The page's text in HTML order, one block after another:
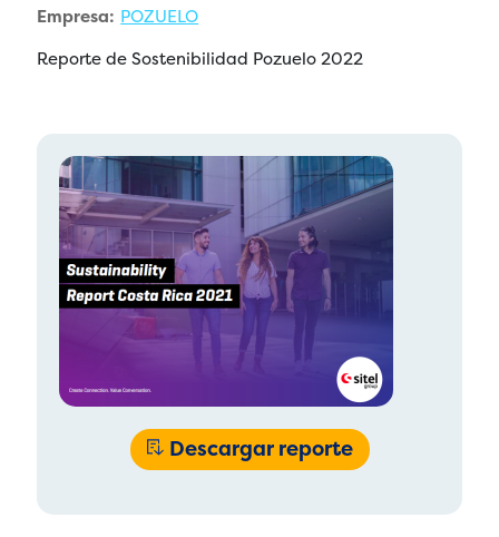
Empresa: POZUELO
Reporte de Sostenibilidad Pozuelo 2022
Descargar reporte